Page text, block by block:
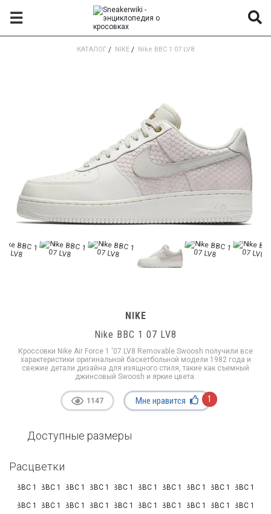
☰
КАТАЛОГ / NIKE / Nike ВВС 1 07 LV8
NIKE
Nike ВВС 1 07 LV8
Кроссовки Nike Air Force 1 '07 LV8 Removable Swoosh получили все
характеристики оригинальной баскетбольной модели 1982 года и
свежие детали дизайна для изящного стиля, такие как съемный
джинсовый Swoosh и яркие цвета.
1147 Мне нравится 1
Доступные размеры
Расцветки